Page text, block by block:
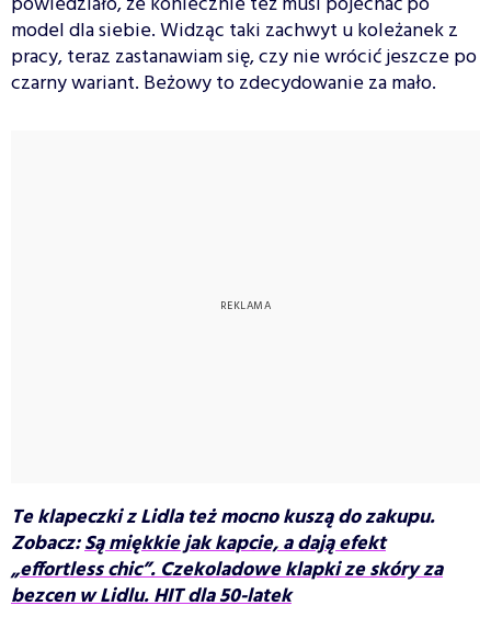
model dla siebie. Widząc taki zachwyt u koleżanek z
pracy, teraz zastanawiam się, czy nie wrócić jeszcze po
czarny wariant. Beżowy to zdecydowanie za mało.
Te klapeczki z Lidla też mocno kuszą do zakupu.
Zobacz:Są miękkie jak kapcie, a dają efekt
„effortless chic”. Czekoladowe klapki ze skóry za
bezcen w Lidlu. HIT dla 50-latek